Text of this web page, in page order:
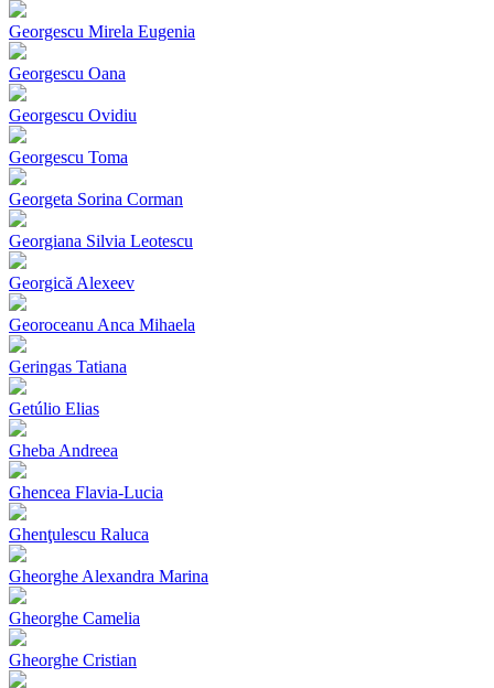
Georgescu Mirela Eugenia
Georgescu Oana
Georgescu Ovidiu
Georgescu Toma
Georgeta Sorina Corman
Georgiana Silvia Leotescu
Georgică Alexeev
Georoceanu Anca Mihaela
Geringas Tatiana
Getúlio Elias
Gheba Andreea
Ghencea Flavia-Lucia
Ghenţulescu Raluca
Gheorghe Alexandra Marina
Gheorghe Camelia
Gheorghe Cristian